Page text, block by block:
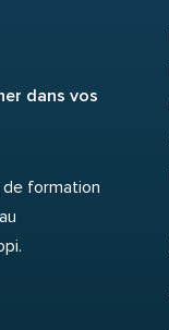
dans vos
formation